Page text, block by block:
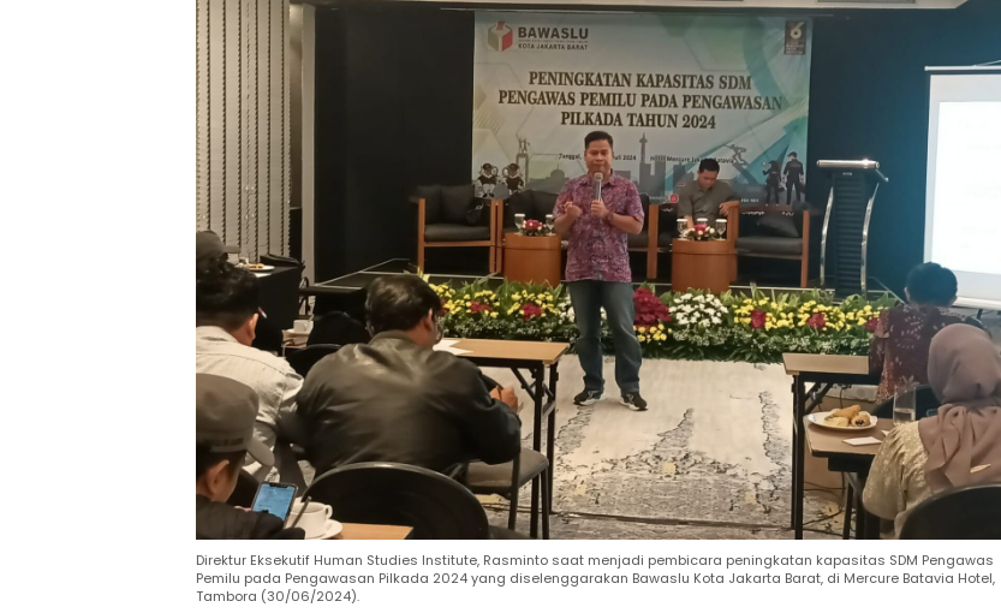
Direktur Eksekutif Human Studies Institute, Rasminto saat menjadi pembicara peningkatan kapasitas SDM Pengawas
Pemilu pada Pengawasan Pilkada 2024 yang diselenggarakan Bawaslu Kota Jakarta Barat, di Mercure Batavia Hotel,
Tambora (30/06/2024).